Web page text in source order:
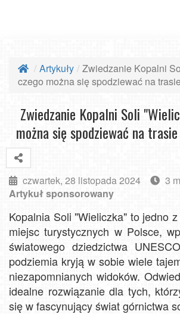
Artykuły
Zwiedzanie Kopalni
czego można się spodziewać na
Zwiedzanie Kopalni Soli
można się spodziewać na
czwartek, 28 listopada 2024
3
Artykuł sponsorowany
Kopalnia Soli "Wieliczka" to jedno
miejsc turystycznych w Polsce,
światowego dziedzictwa
podziemia kryją w sobie wiele
niezapomnianych widoków.
idealne rozwiązanie dla tych,
się w fascynujący świat górnictwa